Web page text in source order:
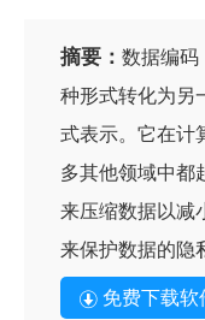
摘要： 数据编码
种形式转化为另
式表示。它在计
多其他领域中都
来压缩数据以减
来保护数据的隐
免费下载软